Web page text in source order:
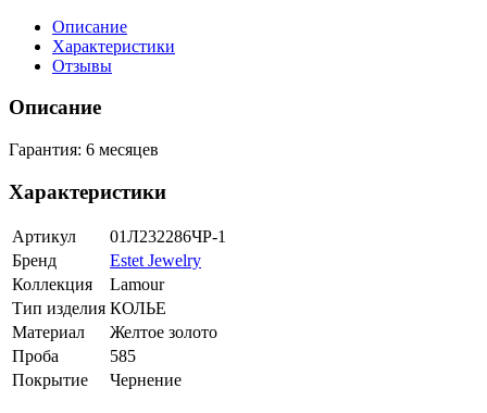
Описание
Характеристики
Отзывы
Описание
Гарантия: 6 месяцев
Характеристики
Артикул
01Л232286ЧР-1
Бренд
Estet Jewelry
Коллекция
Lamour
Тип изделия КОЛЬЕ
Материал
Желтое золото
Проба
585
Покрытие
Чернение